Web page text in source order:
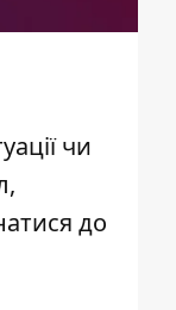
чи
до